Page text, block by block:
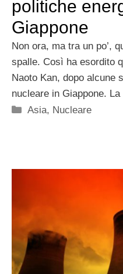
politiche
Giappone
Non ora, ma tra un po’,
spalle. Così ha esordito
Naoto Kan, dopo alcune
nucleare in Giappone.
Categorie
Asia, Nucleare